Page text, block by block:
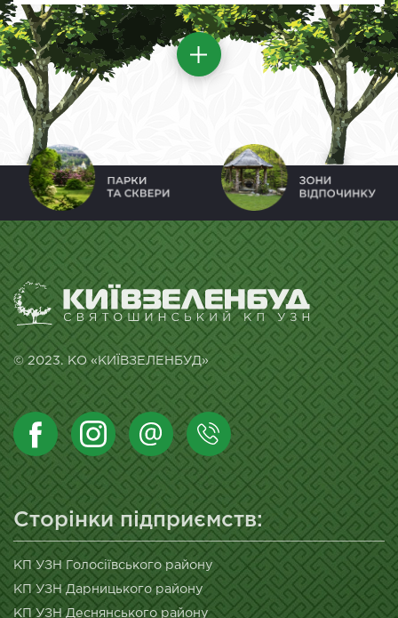
© 2023. КО «КИЇВЗЕЛЕНБУД»
Сторінки підприємств:
КП УЗН Голосіївського району
КП УЗН Дарницького району
КП УЗН Деснянського району